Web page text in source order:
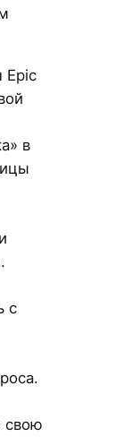
Epic
в
с
свою